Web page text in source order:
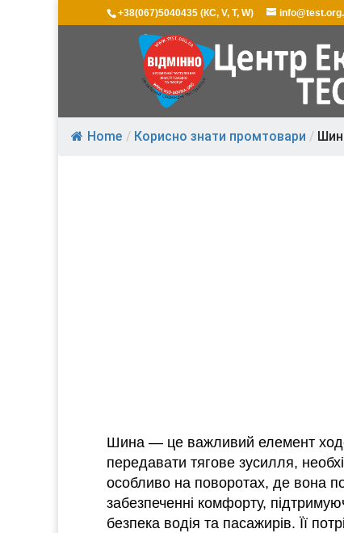
+38(067)5040435 (КС, V, T, W)
Home / Корисно знати промтовари /
Шина — це важливий елемент
передавати тягове зусилля,
особливо на поворотах, де вона
забезпеченні комфорту,
безпека водія та пасажирів. Її